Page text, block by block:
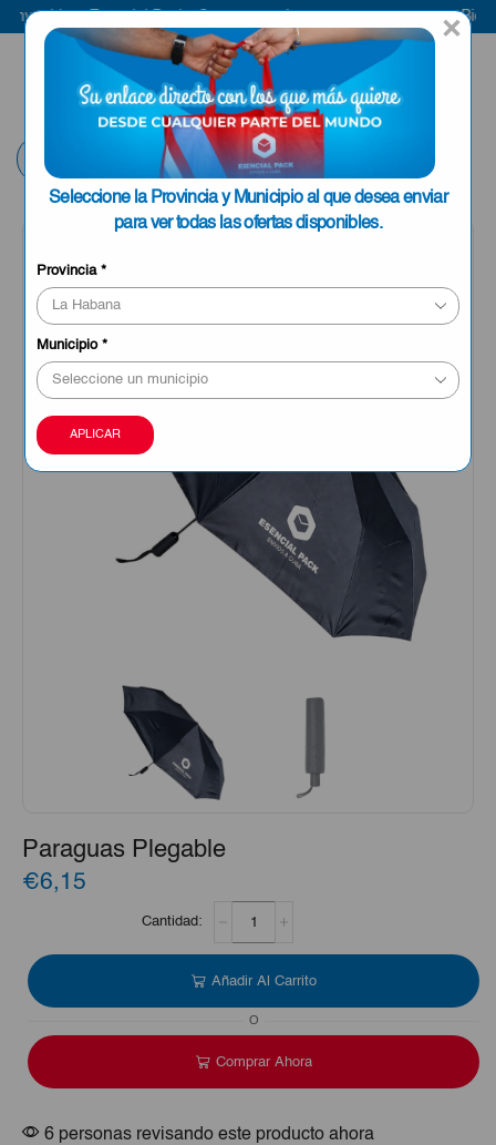
×
Seleccione la Provincia y Municipio al que desea enviar
para ver todas las ofertas disponibles.
Provincia*
Municipio*
APLICAR
a Esencial Pack
ENVIAR A LA
HABANA
Paraguas Plegable
€6,15
Plegable
Añadir Al Carrito
O
Comprar Ahora
6 personas revisando este producto ahora